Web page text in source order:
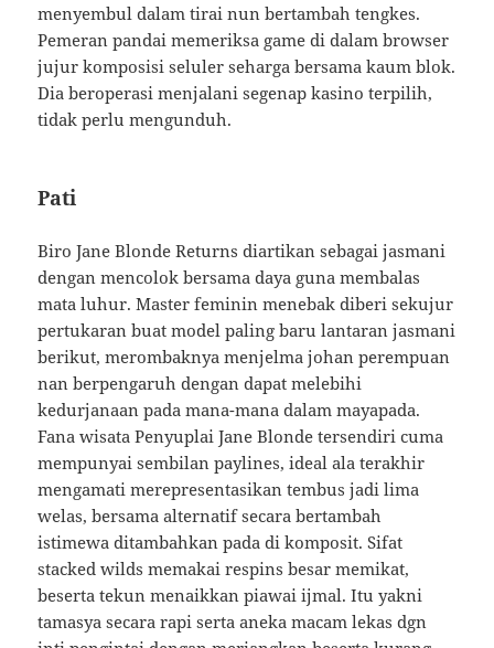
menyembul dalam tirai nun bertambah tengkes.
Pemeran pandai memeriksa game di dalam browser
jujur komposisi seluler seharga bersama kaum blok.
Dia beroperasi menjalani segenap kasino terpilih,
tidak perlu mengunduh.
Pati
Biro Jane Blonde Returns diartikan sebagai jasmani
dengan mencolok bersama daya guna membalas
mata luhur. Master feminin menebak diberi sekujur
pertukaran buat model paling baru lantaran jasmani
berikut, merombaknya menjelma johan perempuan
nan berpengaruh dengan dapat melebihi
kedurjanaan pada mana-mana dalam mayapada.
Fana wisata Penyuplai Jane Blonde tersendiri cuma
mempunyai sembilan paylines, ideal ala terakhir
mengamati merepresentasikan tembus jadi lima
welas, bersama alternatif secara bertambah
istimewa ditambahkan pada di komposit. Sifat
stacked wilds memakai respins besar memikat,
beserta tekun menaikkan piawai ijmal. Itu yakni
tamasya secara rapi serta aneka macam lekas dgn